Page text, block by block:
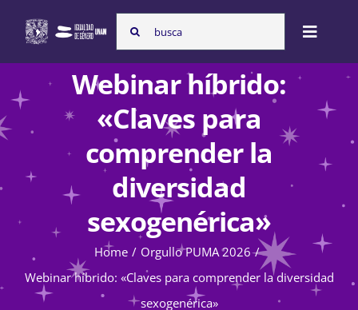
content
Search
for:
Toggle
Inicio
Nosotras
Programas
Atención de la violencia de género
Webinar híbrido:
«Claves para
comprender la
diversidad
sexogenérica»
Home
Orgullo PUMA 2026
Webinar híbrido: «Claves para comprender la diversidad
sexogenérica»